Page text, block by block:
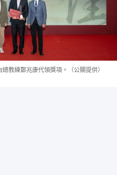
教練鄭兆康代領獎項。（公關提供）